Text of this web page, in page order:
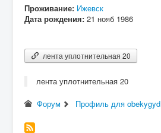
Проживание: Ижевск
Дата рождения: 21 нояб 1986
лента уплотнительная 20
лента уплотнительная 20
Форум
Профиль для obekygyd